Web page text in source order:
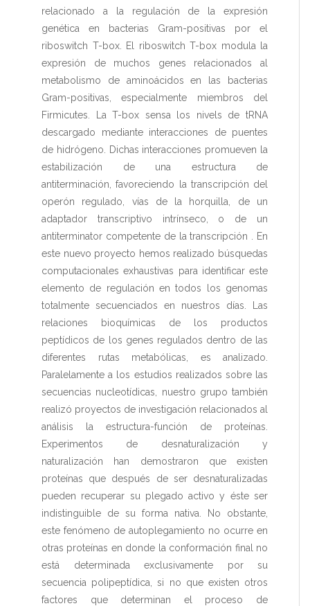
relacionado a la regulación de la expresión
genética en bacterias Gram-positivas por el
riboswitch T-box. El riboswitch T-box modula la
expresión de muchos genes relacionados al
metabolismo de aminoácidos en las bacterias
Gram-positivas, especialmente miembros del
Firmicutes. La T-box sensa los nivels de tRNA
descargado mediante interacciones de puentes
de hidrógeno. Dichas interacciones promueven la
estabilización de una estructura de
antiterminación, favoreciendo la transcripción del
operón regulado, vías de la horquilla, de un
adaptador transcriptivo intrínseco, o de un
antiterminator competente de la transcripción . En
este nuevo proyecto hemos realizado búsquedas
computacionales exhaustivas para identificar este
elemento de regulación en todos los genomas
totalmente secuenciados en nuestros días. Las
relaciones bioquímicas de los productos
peptídicos de los genes regulados dentro de las
diferentes rutas metabólicas, es analizado.
Paralelamente a los estudios realizados sobre las
secuencias nucleotídicas, nuestro grupo también
realizó proyectos de investigación relacionados al
análisis la estructura-función de proteínas.
Experimentos de desnaturalización y
naturalización han demostraron que existen
proteínas que después de ser desnaturalizadas
pueden recuperar su plegado activo y éste ser
indistinguible de su forma nativa. No obstante,
este fenómeno de autoplegamiento no ocurre en
otras proteínas en donde la conformación final no
está determinada exclusivamente por su
secuencia polipeptídica, si no que existen otros
factores que determinan el proceso de